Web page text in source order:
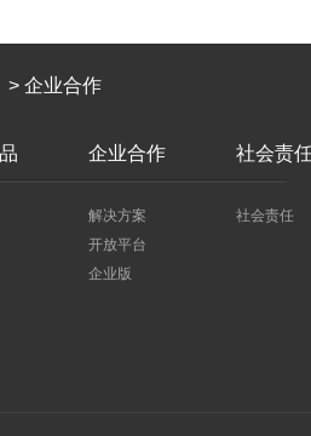
> 企业合作
企业合作
解决方案
开放平台
企业版
社会责
社会责任